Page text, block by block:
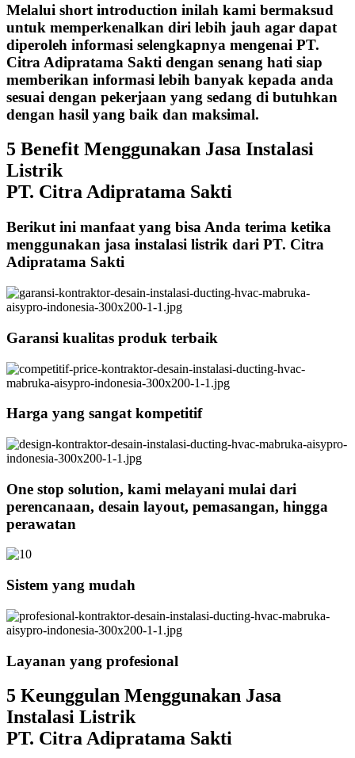
Melalui short introduction inilah kami bermaksud
untuk memperkenalkan diri lebih jauh agar dapat
diperoleh informasi selengkapnya mengenai PT.
Citra Adipratama Sakti dengan senang hati siap
memberikan informasi lebih banyak kepada anda
sesuai dengan pekerjaan yang sedang di butuhkan
dengan hasil yang baik dan maksimal.
5 Benefit Menggunakan Jasa Instalasi
Listrik
PT. Citra Adipratama Sakti
Berikut ini manfaat yang bisa Anda terima ketika
menggunakan jasa instalasi listrik dari PT. Citra
Adipratama Sakti
Garansi kualitas produk terbaik
Harga yang sangat kompetitif
One stop solution, kami melayani mulai dari
perencanaan, desain layout, pemasangan, hingga
perawatan
Sistem yang mudah
Layanan yang profesional
5 Keunggulan Menggunakan Jasa
Instalasi Listrik
PT. Citra Adipratama Sakti